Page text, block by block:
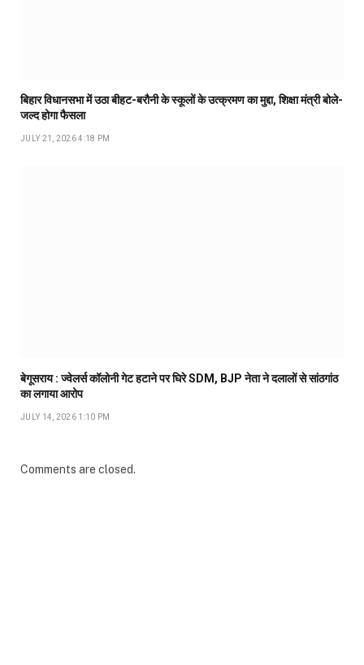
बिहार विधानसभा में उठा बीहट-बरौनी के स्कूलों के उत्क्रमण का मुद्दा, शिक्षा मंत्री बोले-
जल्द होगा फैसला
JULY 21, 2026 4:18 PM
बेगूसराय : ज्वेलर्स कॉलोनी गेट हटाने पर घिरे SDM, BJP नेता ने दलालों से सांठगांठ
का लगाया आरोप
JULY 14, 2026 1:10 PM
Comments are closed.